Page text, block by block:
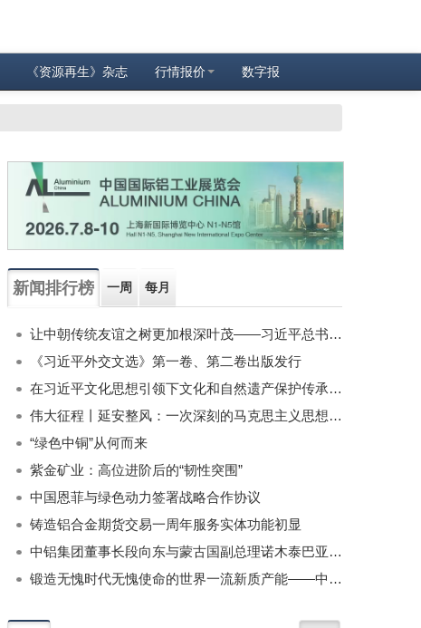
《资源再生》杂志 行情报价 数字报
新闻排行榜 一周 每月
让中朝传统友谊之树更加根深叶茂——习近平总书记对朝鲜进行国事访问纪实
《习近平外交文选》第一卷、第二卷出版发行
在习近平文化思想引领下文化和自然遗产保护传承利用工作开创新局面
伟大征程丨延安整风：一次深刻的马克思主义思想教育运动
“绿色中铜”从何而来
紫金矿业：高位进阶后的“韧性突围”
中国恩菲与绿色动力签署战略合作协议
铸造铝合金期货交易一周年服务实体功能初显
中铝集团董事长段向东与蒙古国副总理诺木泰巴亚尔举行会谈
锻造无愧时代无愧使命的世界一流新质产能——中国有色金属工业的战略应对与破局之道（二）